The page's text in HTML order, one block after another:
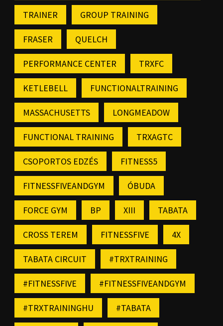
TRAINER GROUP TRAINING
FRASER QUELCH
PERFORMANCE CENTER TRXFC
KETLEBELL FUNCTIONALTRAINING
MASSACHUSETTS LONGMEADOW
FUNCTIONAL TRAINING TRXAGTC
CSOPORTOS EDZÉS FITNESS5
FITNESSFIVEANDGYM ÓBUDA
FORCE GYM BP XIII TABATA
CROSS TEREM FITNESSFIVE 4X
TABATA CIRCUIT #TRXTRAINING
#FITNESSFIVE #FITNESSFIVEANDGYM
#TRXTRAININGHU #TABATA